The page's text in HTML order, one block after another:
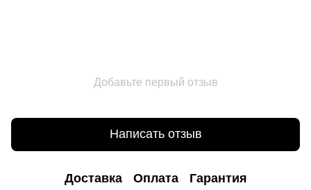
Добавьте первый отзыв
Написать отзыв
Доставка Оплата Гарантия